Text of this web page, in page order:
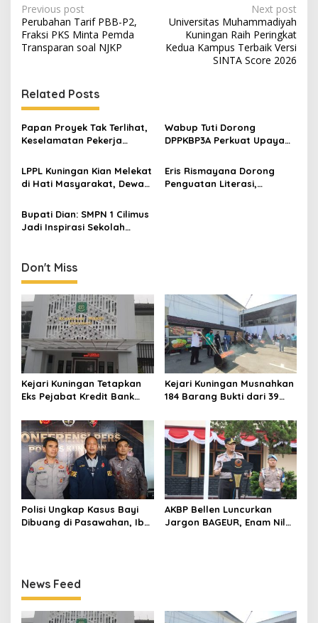
Post
navigation
Previous post
Perubahan Tarif PBB-P2,
Fraksi PKS Minta Pemda
Transparan soal NJKP
Next post
Universitas Muhammadiyah
Kuningan Raih Peringkat
Kedua Kampus Terbaik Versi
SINTA Score 2026
Related Posts
Papan Proyek Tak Terlihat,
Keselamatan Pekerja
Gedung DPRD Kuningan
Wabup Tuti Dorong
DPPKBP3A Perkuat Upaya
Tingkatkan Kesejahteraan
Keluarga
LPPL Kuningan Kian Melekat
di Hati Masyarakat, Dewas
Digital
Eris Rismayana Dorong
Penguatan Literasi,
Bupati Dian: SMPN 1 Cilimus
Jadi Inspirasi Sekolah
Emas
Don't Miss
Kejari Kuningan Tetapkan
Eks Pejabat Kredit Bank
Korupsi, Negara Rugi
Rp529 Juta
Kejari Kuningan Musnahkan
184 Barang Bukti dari 39
Direbus agar Tak Bisa
Digunakan Lagi
Polisi Ungkap Kasus Bayi
Dibuang di Pasawahan, Ibu
AKBP Bellen Luncurkan
Jargon BAGEUR, Enam Nilai
News Feed